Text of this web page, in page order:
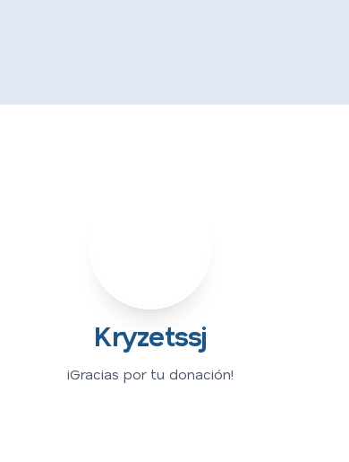
Kryzetssj
¡Gracias por tu donación!